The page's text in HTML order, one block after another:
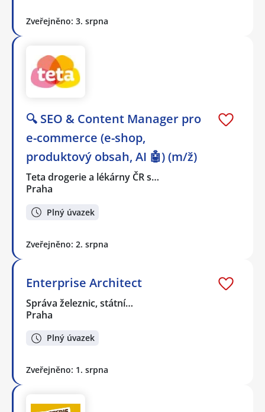
Zveřejněno: 3. srpna
🔍 SEO & Content Manager pro
e-commerce (e-shop,
produktový obsah, AI 🤖) (m/ž)
Teta drogerie a lékárny ČR s…
Praha
Plný úvazek
Zveřejněno: 2. srpna
Enterprise Architect
Správa železnic, státní…
Praha
Plný úvazek
Zveřejněno: 1. srpna